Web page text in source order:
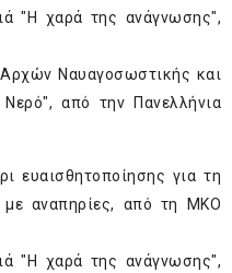
"Η χαρά της ανάγνωσης",
Ναυαγοσωστικής και
από την Πανελλήνια
ευαισθητοποίησης για τη
με αναπηρίες, από τη ΜΚΟ
"Η χαρά της ανάγνωσης",